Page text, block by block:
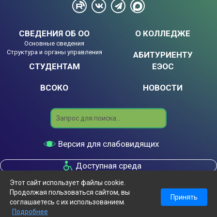
СВЕДЕНИЯ ОБ ОО
Основные сведения
Структура и органы управления
О КОЛЛЕДЖЕ
АБИТУРИЕНТУ
СТУДЕНТАМ
ВСОКО
ЕЭОС
НОВОСТИ
Search
Версия для слабовидящих
Доступная среда
Колледж «Экономики и бизнеса» Международного
банковского института имени Анатолия Собчака © 2026
Этот сайт использует файлы cookie.
Продолжая пользоваться сайтом, вы
соглашаетесь с их использованием.
Подробнее
Принять